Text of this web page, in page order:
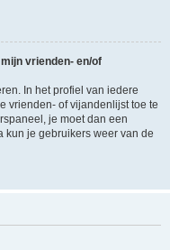
vrienden- en/of
In het profiel van iedere
vrienden- of vijandenlijst toe te
je moet dan een
kun je gebruikers weer van de